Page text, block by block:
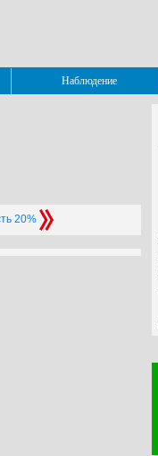
Наблюдение
20%